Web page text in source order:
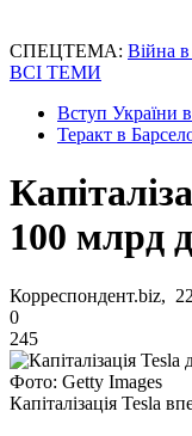
СПЕЦТЕМА: Війна в
ВСІ ТЕМИ
Вступ України
Теракт в
100 млрд
Корреспондент.biz,
0
245
Фото: Getty Images
Капіталізація Tesla